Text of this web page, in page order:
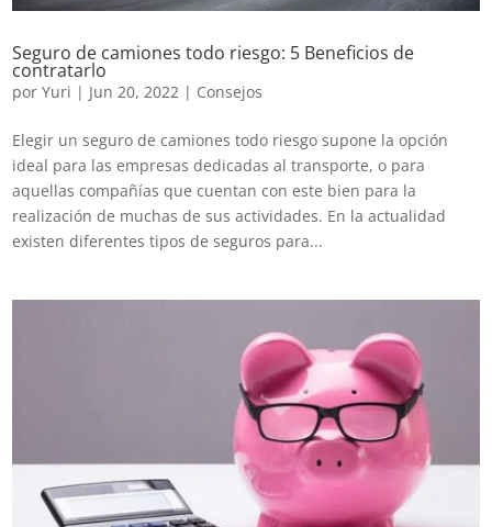
Seguro de camiones todo riesgo: 5 Beneficios de
contratarlo
porYuri | Jun 20, 2022 | Consejos
Elegir un seguro de camiones todo riesgo supone la opción
ideal para las empresas dedicadas al transporte, o para
aquellas compañías que cuentan con este bien para la
realización de muchas de sus actividades. En la actualidad
existen diferentes tipos de seguros para...